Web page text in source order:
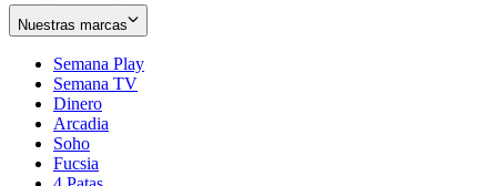
Nuestras marcas
Semana Play
Semana TV
Dinero
Arcadia
Soho
in
Fucsia